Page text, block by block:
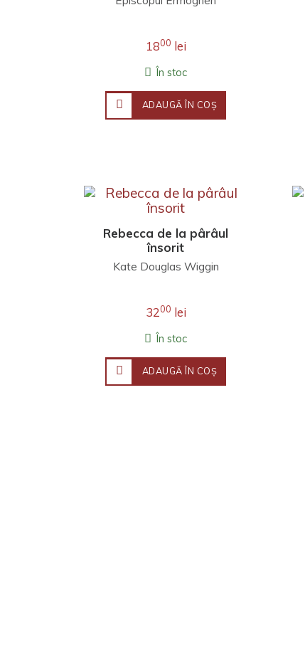
1800 lei
În stoc
ADAUGĂ ÎN COŞ
Rebecca de la pârâul
însorit
Kate Douglas Wiggin
3200 lei
În stoc
ADAUGĂ ÎN COŞ